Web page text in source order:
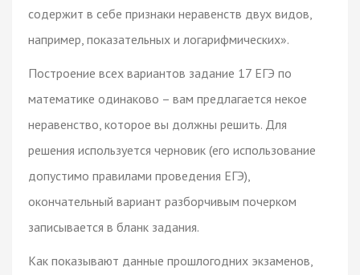
содержит в себе признаки неравенств двух видов,
например, показательных и логарифмических».
Построение всех вариантов задание 17 ЕГЭ по
математике одинаково – вам предлагается некое
неравенство, которое вы должны решить. Для
решения используется черновик (его использование
допустимо правилами проведения ЕГЭ),
окончательный вариант разборчивым почерком
записывается в бланк задания.
Как показывают данные прошлогодних экзаменов,